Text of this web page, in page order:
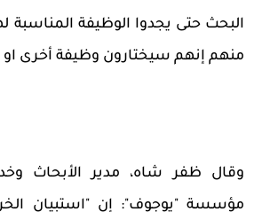
منهم إنهم سيختارون وظيفة أخرى او
وقال ظفر شاه، مدير الأبحاث
مؤسسة "يوجوف": إن "استبيان